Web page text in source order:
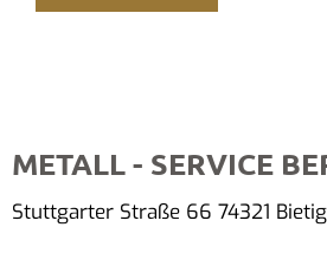
METALL - SERVICE
Stuttgarter Straße 66 74321